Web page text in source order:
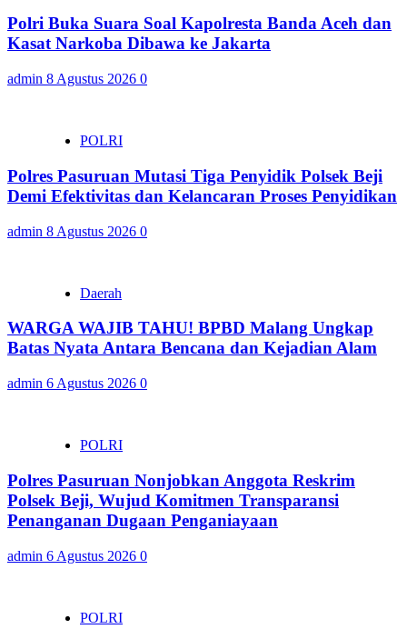
Polri Buka Suara Soal Kapolresta Banda Aceh dan
Kasat Narkoba Dibawa ke Jakarta
admin 8 Agustus 2026 0
POLRI
Polres Pasuruan Mutasi Tiga Penyidik Polsek Beji
Demi Efektivitas dan Kelancaran Proses Penyidikan
admin 8 Agustus 2026 0
Daerah
WARGA WAJIB TAHU! BPBD Malang Ungkap
Batas Nyata Antara Bencana dan Kejadian Alam
admin 6 Agustus 2026 0
POLRI
Polres Pasuruan Nonjobkan Anggota Reskrim
Polsek Beji, Wujud Komitmen Transparansi
Penanganan Dugaan Penganiayaan
admin 6 Agustus 2026 0
POLRI